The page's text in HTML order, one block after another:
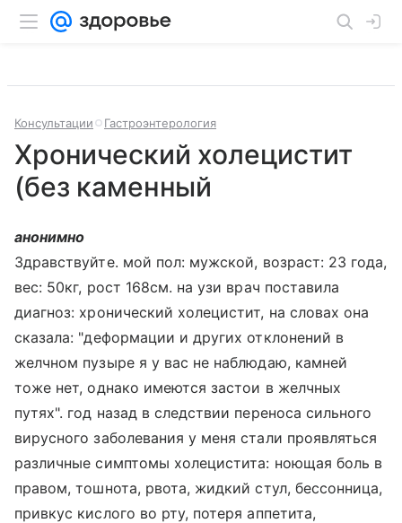
Консультации Гастроэнтерология
Хронический холецистит
(без каменный
анонимно
Здравствуйте. мой пол: мужской, возраст: 23 года,
вес: 50кг, рост 168см. на узи врач поставила
диагноз: хронический холецистит, на словах она
сказала: "деформации и других отклонений в
желчном пузыре я у вас не наблюдаю, камней
тоже нет, однако имеются застои в желчных
путях". год назад в следствии переноса сильного
вирусного заболевания у меня стали проявляться
различные симптомы холецистита: ноющая боль в
правом, тошнота, рвота, жидкий стул, бессонница,
привкус кислого во рту, потеря аппетита,